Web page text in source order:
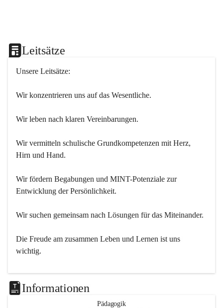
Leitsätze
Unsere Leitsätze:
Wir konzentrieren uns auf das Wesentliche.
Wir leben nach klaren Vereinbarungen.
Wir vermitteln schulische Grundkompetenzen mit Herz,
Hirn und Hand.
Wir fördern Begabungen und MINT-Potenziale zur
Entwicklung der Persönlichkeit.
Wir suchen gemeinsam nach Lösungen für das Miteinander.
Die Freude am zusammen Leben und Lernen ist uns
wichtig.
Informationen
Pädagogik